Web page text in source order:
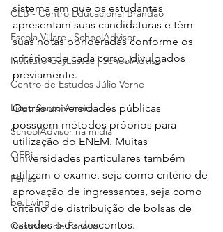
CEB - Centro Educacional Brandão
Escola Villare | SchoolAdvisor
Instituto GayLussac | SchoolAdvisor
Centro de Estudos Júlio Verne
Liceo Santo Amaro
SchoolAdvisor na mídia
OEBi
Férias
be.Living
Gestores de Escolas
sistema em que os estudantes
apresentam suas candidaturas e têm
suas notas ponderadas conforme os
critérios de cada curso, divulgados
previamente.
Outras universidades públicas
possuem métodos próprios para
utilização do ENEM. Muitas
universidades particulares também
utilizam o exame, seja como critério de
aprovação de ingressantes, seja como
critério de distribuição de bolsas de
estudos e de descontos.